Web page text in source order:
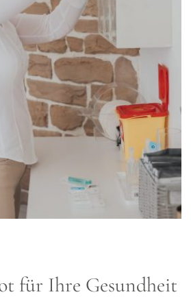
für Ihre Gesundheit